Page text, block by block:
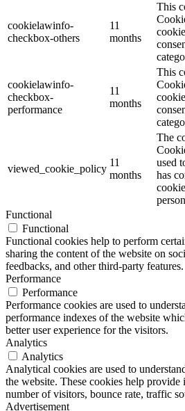
cookielawinfo-
checkbox-others
11
months
This
cookielawinfo-
checkbox-
performance
11
months
This
viewed_cookie_policy
11
months
The
used
has
Functional
Functional
Functional cookies help to perform
sharing the content of the website on
feedbacks, and other third-party features.
Performance
Performance
Performance cookies are used to
performance indexes of the website
better user experience for the visitors.
Analytics
Analytics
Analytical cookies are used to
the website. These cookies help
number of visitors, bounce rate, traffic
Advertisement